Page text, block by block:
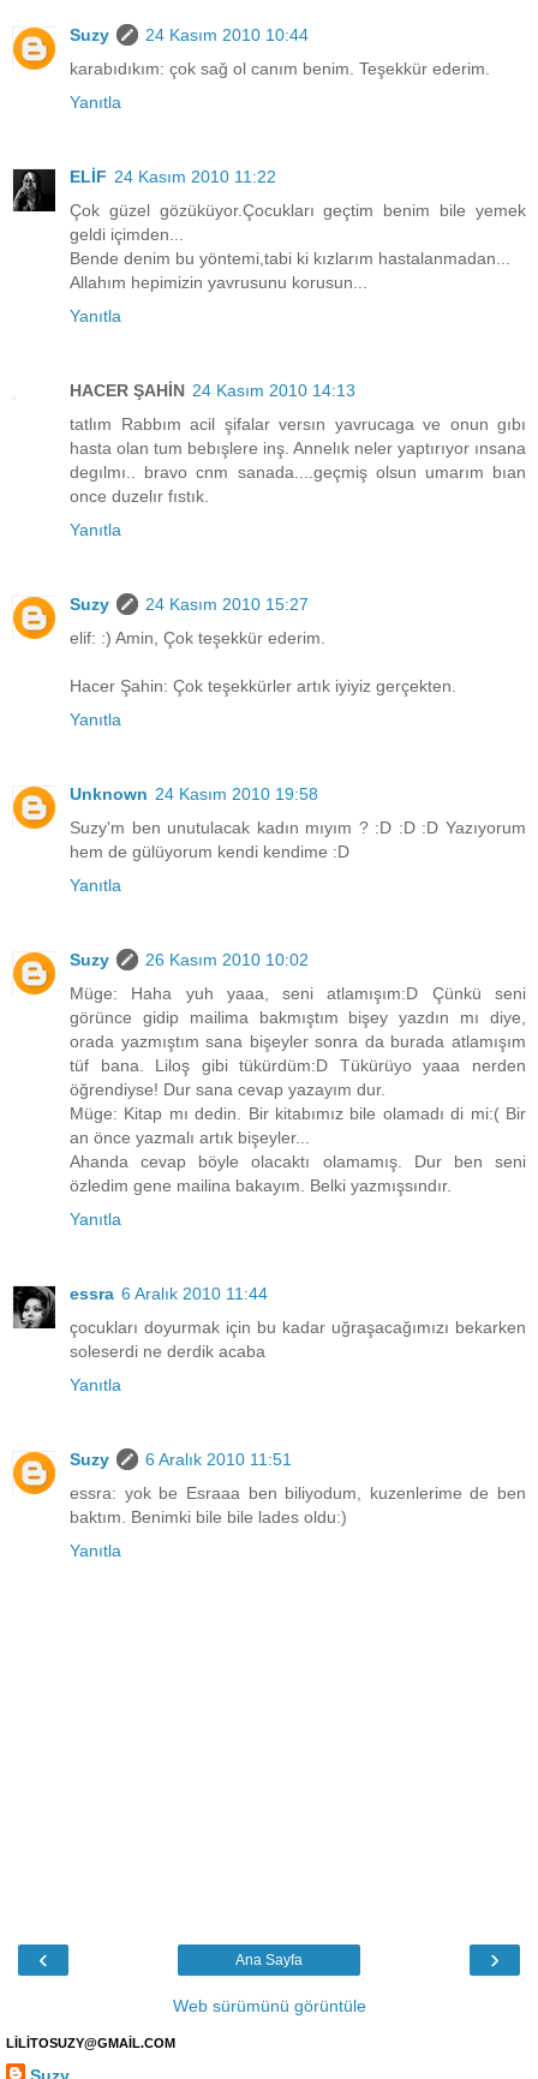
Suzy
24 Kasım 2010 10:44
karabıdıkım: çok sağ ol canım benim. Teşekkür ederim.
Yanıtla
ELİF 24 Kasım 2010 11:22
Çok güzel gözüküyor.Çocukları geçtim benim bile yemek
geldi içimden...
Bende denim bu yöntemi,tabi ki kızlarım hastalanmadan...
Allahım hepimizin yavrusunu korusun...
Yanıtla
HACER ŞAHİN 24 Kasım 2010 14:13
tatlım Rabbım acil şifalar versın yavrucaga ve onun gıbı
hasta olan tum bebışlere inş. Annelık neler yaptırıyor ınsana
degılmı.. bravo cnm sanada....geçmiş olsun umarım bıan
once duzelır fıstık.
Yanıtla
Suzy
24 Kasım 2010 15:27
elif: :) Amin, Çok teşekkür ederim.
Hacer Şahin: Çok teşekkürler artık iyiyiz gerçekten.
Yanıtla
Unknown 24 Kasım 2010 19:58
Suzy'm ben unutulacak kadın mıyım ? :D :D :D Yazıyorum
hem de gülüyorum kendi kendime :D
Yanıtla
Suzy
26 Kasım 2010 10:02
Müge: Haha yuh yaaa, seni atlamışım:D Çünkü seni
görünce gidip mailima bakmıştım bişey yazdın mı diye,
orada yazmıştım sana bişeyler sonra da burada atlamışım
tüf bana. Liloş gibi tükürdüm:D Tükürüyo yaaa nerden
öğrendiyse! Dur sana cevap yazayım dur.
Müge: Kitap mı dedin. Bir kitabımız bile olamadı di mi:( Bir
an önce yazmalı artık bişeyler...
Ahanda cevap böyle olacaktı olamamış. Dur ben seni
özledim gene mailina bakayım. Belki yazmışsındır.
Yanıtla
essra 6 Aralık 2010 11:44
çocukları doyurmak için bu kadar uğraşacağımızı bekarken
soleserdi ne derdik acaba
Yanıtla
Suzy
6 Aralık 2010 11:51
essra: yok be Esraaa ben biliyodum, kuzenlerime de ben
baktım. Benimki bile bile lades oldu:)
Yanıtla
‹ ›
Ana Sayfa
Web sürümünü görüntüle
LİLİTOSUZY@GMAİL.COM
Suzy